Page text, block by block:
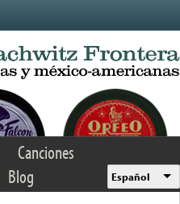
Canciones
Blog Español